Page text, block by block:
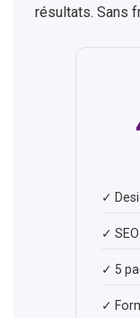
résultats. Sans
✓
✓
✓ 5
✓